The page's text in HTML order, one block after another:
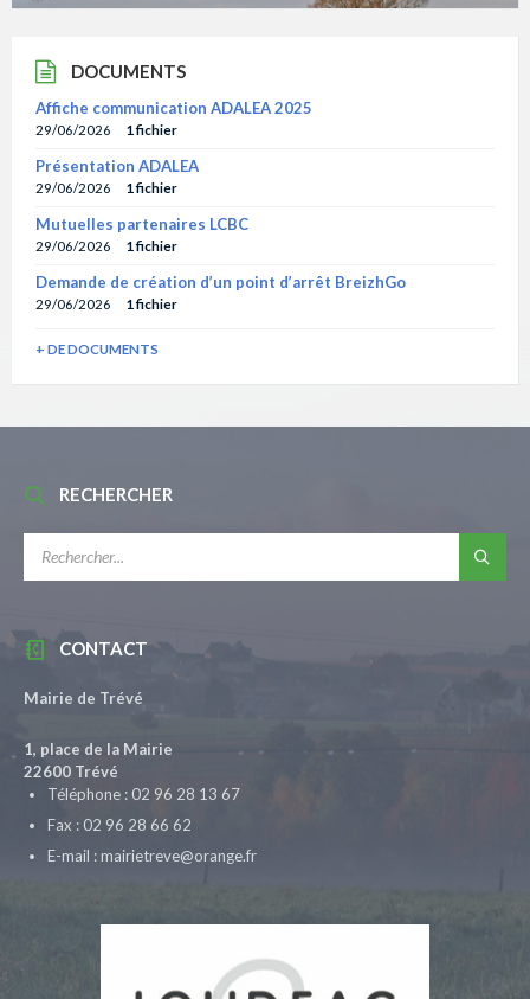
DOCUMENTS
Affiche communication ADALEA 2025
29/06/2026 1 fichier
Présentation ADALEA
29/06/2026 1 fichier
Mutuelles partenaires LCBC
29/06/2026 1 fichier
Demande de création d’un point d’arrêt BreizhGo
29/06/2026 1 fichier
+ DE DOCUMENTS
RECHERCHER
CONTACT
Mairie de Trévé
1, place de la Mairie
22600 Trévé
Téléphone : 02 96 28 13 67
Fax : 02 96 28 66 62
E-mail : mairietreve@orange.fr